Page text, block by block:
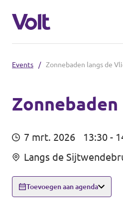
Overzicht fracties
Overzicht fracties en
Fracties
Zuid-Holland
Delft
Mensen
Events / Zonnebaden langs de
7 mrt. 2026
13:30 -
Langs de
Toevoegen aan agenda